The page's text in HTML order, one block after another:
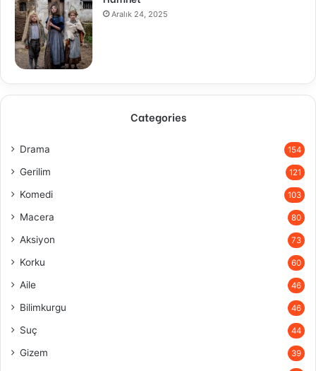
Aralık 24, 2025
Categories
Drama 154
Gerilim 121
Komedi 103
Macera 80
Aksiyon 73
Korku 60
Aile 46
Bilimkurgu 46
Suç 44
Gizem 39